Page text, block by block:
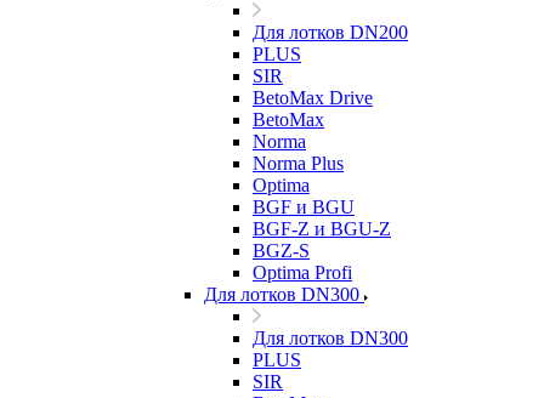
Для лотков DN200
PLUS
SIR
BetoMax Drive
BetoMax
Norma
Norma Plus
Optima
BGF и BGU
BGF-Z и BGU-Z
BGZ-S
Optima Profi
Для лотков DN300
Для лотков DN300
PLUS
SIR